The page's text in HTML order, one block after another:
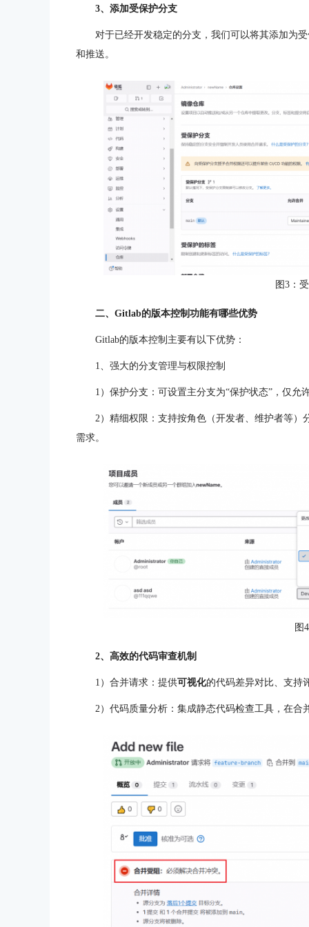
3、添加受保护分支
对于已经开发稳定的分支，我们可以将其添加为
和推送。
图3：
二、Gitlab的版本控制功能有哪些优势
Gitlab的版本控制主要有以下优势：
1、强大的分支管理与权限控制
1）保护分支：可设置主分支为“保护状态”，仅允
2）精细权限：支持按角色（开发者、维护者等
需求。
图
2、高效的代码审查机制
1）合并请求：提供可视化的代码差异对比、支持
2）代码质量分析：集成静态代码检查工具，在合